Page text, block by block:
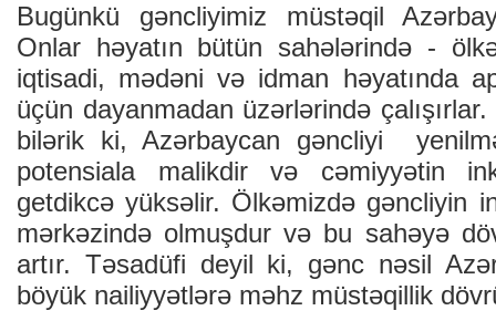
Bugünkü gəncliyimiz müstəqil
Onlar həyatın bütün sahələrində -
iqtisadi, mədəni və idman həyatında
üçün dayanmadan üzərlərində
bilərik ki, Azərbaycan gəncliyi
potensiala malikdir və cəmiyyətin
getdikcə yüksəlir. Ölkəmizdə gəncliyin
mərkəzində olmuşdur və bu sahəyə
artır. Təsadüfi deyil ki, gənc nəsil
böyük nailiyyətlərə məhz müstəqillik